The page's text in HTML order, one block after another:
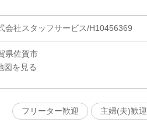
会社スタッフサービス/H10456369
県佐賀市
図を見る
フリーター歓迎
主婦(夫)歓迎